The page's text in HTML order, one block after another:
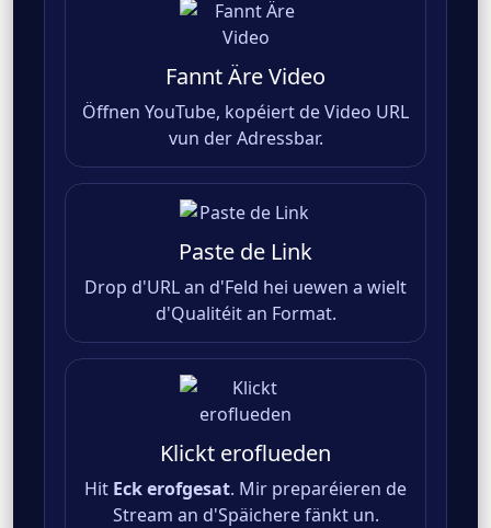
Fannt Äre Video
Öffnen YouTube, kopéiert de Video URL
vun der Adressbar.
Paste de Link
Drop d'URL an d'Feld hei uewen a wielt
d'Qualitéit an Format.
Klickt eroflueden
Hit Eck erofgesat. Mir preparéieren de
Stream an d'Späichere fänkt un.